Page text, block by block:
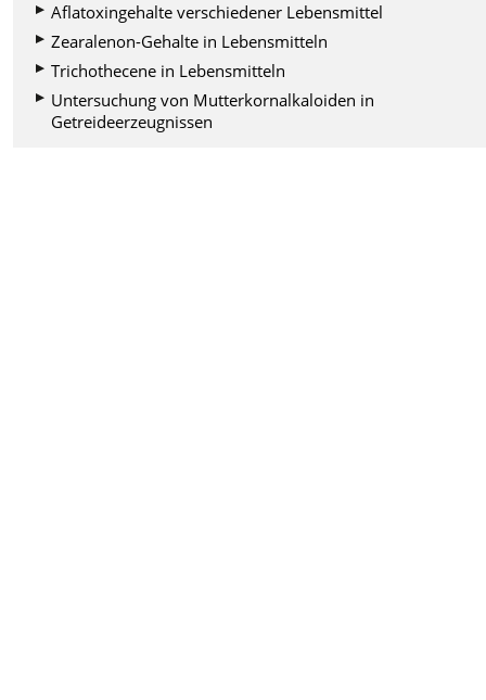
Aflatoxingehalte verschiedener Lebensmittel
Zearalenon-Gehalte in Lebensmitteln
Trichothecene in Lebensmitteln
Untersuchung von Mutterkornalkaloiden in
Getreideerzeugnissen